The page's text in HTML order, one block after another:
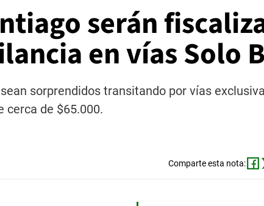
serán
en vías Solo
sorprendidos transitando por vías
cerca de $65.000.
Comparte esta nota: